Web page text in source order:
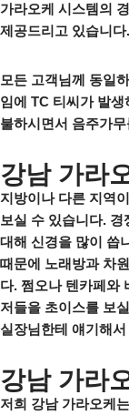
가라오케 시스템의
제공드리고 있습니
모든 고객님께 동일
임에 TC 티씨가 발
불하시면서 음주가
강남 가라
지방이나 다른 지역
보실 수 있습니다.
대해 신경을 많이 씁
때문에 노래방과 차
다. 쩜오나 텐카페와
저들을 초이스를 보
실장님한테 얘기해
강남 가라
저희 강남 가라오케